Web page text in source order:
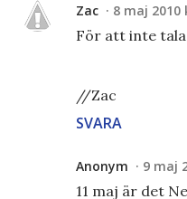
Zac 8 maj 2010
För att inte
//Zac
SVARA
Anonym 9 maj
11 maj är det